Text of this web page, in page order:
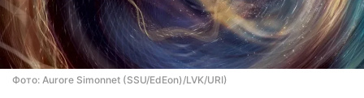
Фото: Aurore Simonnet (SSU/EdEon)/LVK/URI)